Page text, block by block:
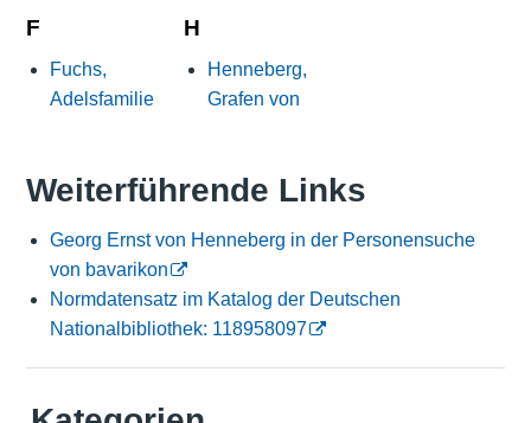
F
Fuchs,
Adelsfamilie
H
Henneberg,
Grafen von
Weiterführende Links
Georg Ernst von Henneberg in der Personensuche
von bavarikon
Normdatensatz im Katalog der Deutschen
Nationalbibliothek: 118958097